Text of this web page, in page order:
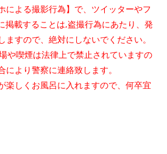
による撮影行為】で、ツイッターやフ
掲載することは,盗撮行為にあたり、発
ますので、絶対にしないでください。
や喫煙は法律上で禁止されていますの
より警察に連絡致します。
楽しくお風呂に入れますので、何卒宜